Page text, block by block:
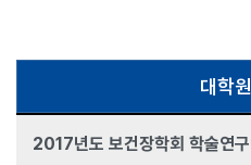
대학
2017년도 보건장학회 학술연